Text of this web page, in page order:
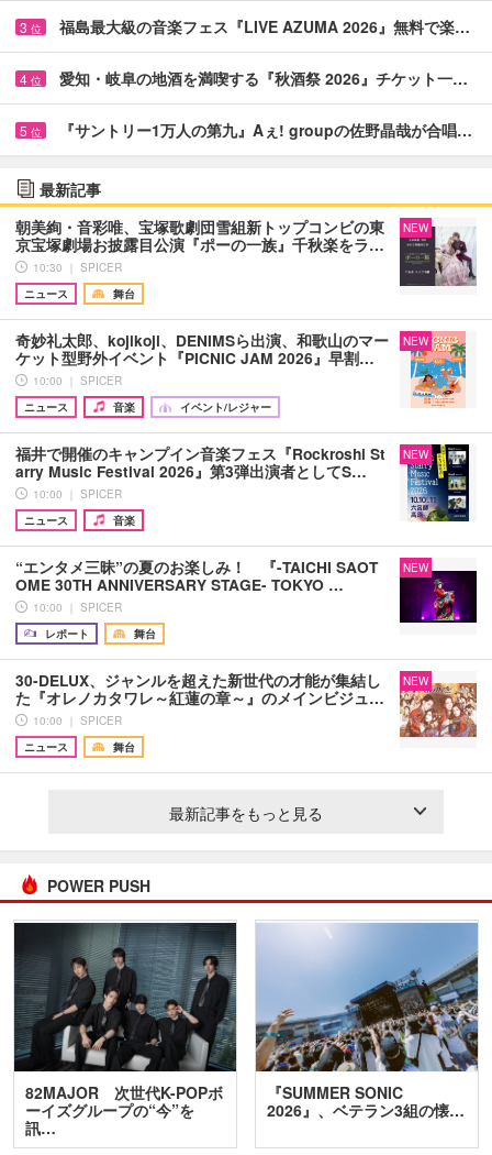
3 位 福島最大級の音楽フェス『LIVE AZUMA 2026』無料で楽…
4 位 愛知・岐阜の地酒を満喫する『秋酒祭 2026』チケット一…
5 位 『サントリー1万人の第九』Aぇ! groupの佐野晶哉が合唱…
最新記事
朝美絢・音彩唯、宝塚歌劇団雪組新トップコンビの東
京宝塚劇場お披露目公演『ポーの一族』千秋楽をラ…
10:30 ｜ SPICER
ニュース
舞台
NEW
奇妙礼太郎、kojikoji、DENIMSら出演、和歌山のマー
ケット型野外イベント『PICNIC JAM 2026』早割…
10:00 ｜ SPICER
ニュース
音楽 イベント/レジャー
NEW
福井で開催のキャンプイン音楽フェス『Rockroshi St
arry Music Festival 2026』第3弾出演者としてS…
10:00 ｜ SPICER
ニュース
音楽
NEW
“エンタメ三昧”の夏のお楽しみ！ 『-TAICHI SAOT
OME 30TH ANNIVERSARY STAGE- TOKYO …
10:00 ｜ SPICER
レポート
舞台
NEW
30-DELUX、ジャンルを超えた新世代の才能が集結し
た『オレノカタワレ～紅蓮の章～』のメインビジュ…
10:00 ｜ SPICER
ニュース
舞台
NEW
最新記事をもっと見る
POWER PUSH
82MAJOR 次世代K-POPボ
ーイズグループの“今”を
訊…
『SUMMER SONIC
2026』、ベテラン3組の懐…